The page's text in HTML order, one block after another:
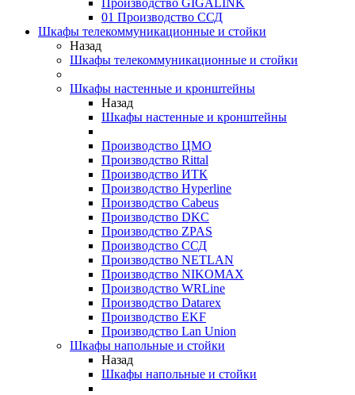
Производство GIGALINK
01 Производство ССД
Шкафы телекоммуникационные и стойки
Назад
Шкафы телекоммуникационные и стойки
Шкафы настенные и кронштейны
Назад
Шкафы настенные и кронштейны
Производство ЦМО
Производство Rittal
Производство ИТК
Производство Hyperline
Производство Cabeus
Производство DKC
Производство ZPAS
Производство ССД
Производство NETLAN
Производство NIKOMAX
Производство WRLine
Производство Datarex
Производство EKF
Производство Lan Union
Шкафы напольные и стойки
Назад
Шкафы напольные и стойки